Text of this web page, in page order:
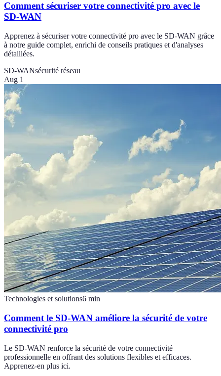
Comment sécuriser votre connectivité pro avec le
SD-WAN
Apprenez à sécuriser votre connectivité pro avec le SD-WAN grâce
à notre guide complet, enrichi de conseils pratiques et d'analyses
détaillées.
SD-WANsécurité réseau
Aug 1
Technologies et solutions6 min
Comment le SD-WAN améliore la sécurité de votre
connectivité pro
Le SD-WAN renforce la sécurité de votre connectivité
professionnelle en offrant des solutions flexibles et efficaces.
Apprenez-en plus ici.